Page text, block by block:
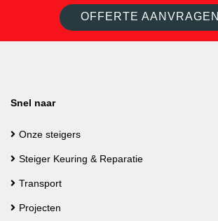
OFFERTE AANVRAGEN
Snel naar
Onze steigers
Steiger Keuring & Reparatie
Transport
Projecten